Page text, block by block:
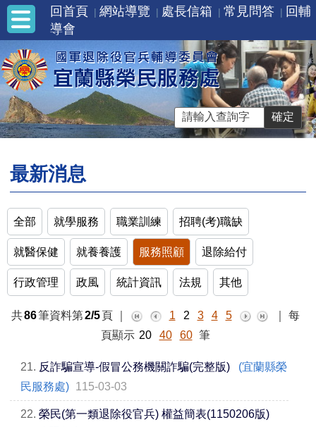
回首頁 網站導覽 處長信箱 常見問答
回輔
導會
最新消息
全部 就學服務 職業訓練 招聘(考)職缺
就醫保健 就養養護 服務照顧 退除給付
行政管理 政風 統計資訊 法規 其他
共86筆資料第2/5 頁 1 2 3 4 5
每
頁顯示 20 40 60 筆
21. 反詐騙宣導-假冒公務機關詐騙(完整版)
(宜蘭縣榮
民服務處) 115-03-03
22. 榮民(第一類退除役官兵) 權益簡表(1150206版)